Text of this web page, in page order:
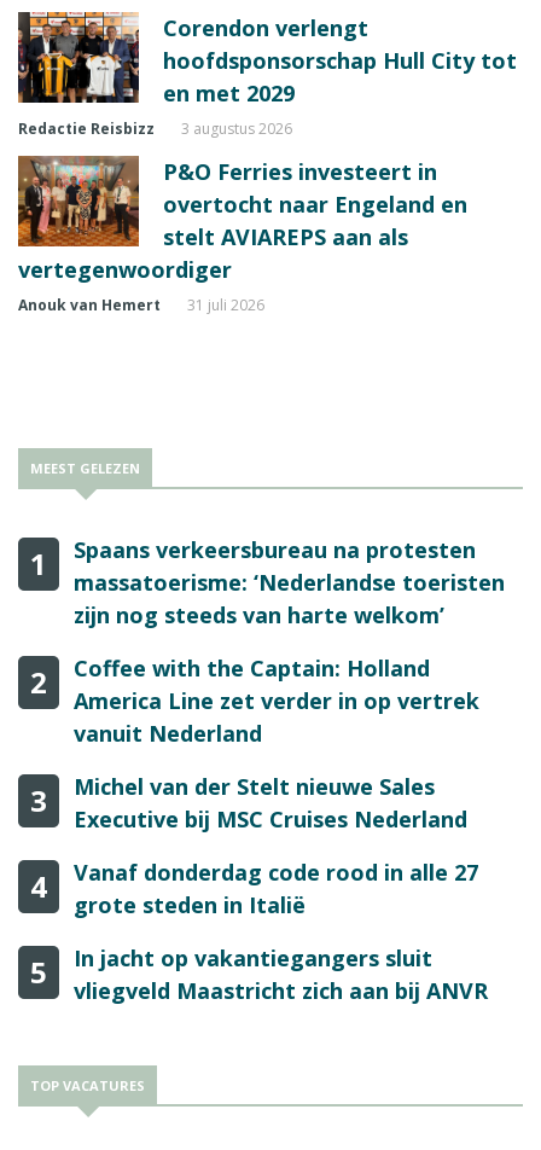
Corendon verlengt
hoofdsponsorschap Hull City tot
en met 2029
Redactie Reisbizz 3 augustus 2026
P&O Ferries investeert in
overtocht naar Engeland en
stelt AVIAREPS aan als
vertegenwoordiger
Anouk van Hemert 31 juli 2026
MEEST GELEZEN
1
Spaans verkeersbureau na protesten
massatoerisme: ‘Nederlandse toeristen
zijn nog steeds van harte welkom’
2
Coffee with the Captain: Holland
America Line zet verder in op vertrek
vanuit Nederland
3
Michel van der Stelt nieuwe Sales
Executive bij MSC Cruises Nederland
4
Vanaf donderdag code rood in alle 27
grote steden in Italië
5
In jacht op vakantiegangers sluit
vliegveld Maastricht zich aan bij ANVR
TOP VACATURES